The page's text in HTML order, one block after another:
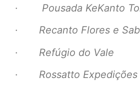
·
Pousada KeKanto
· Recanto Flores e
· Refúgio do Vale
· Rossatto Expedições